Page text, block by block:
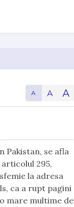
A A A
Pakistan, se afla
295,
la adresa
ca a rupt pagini
mare multime de